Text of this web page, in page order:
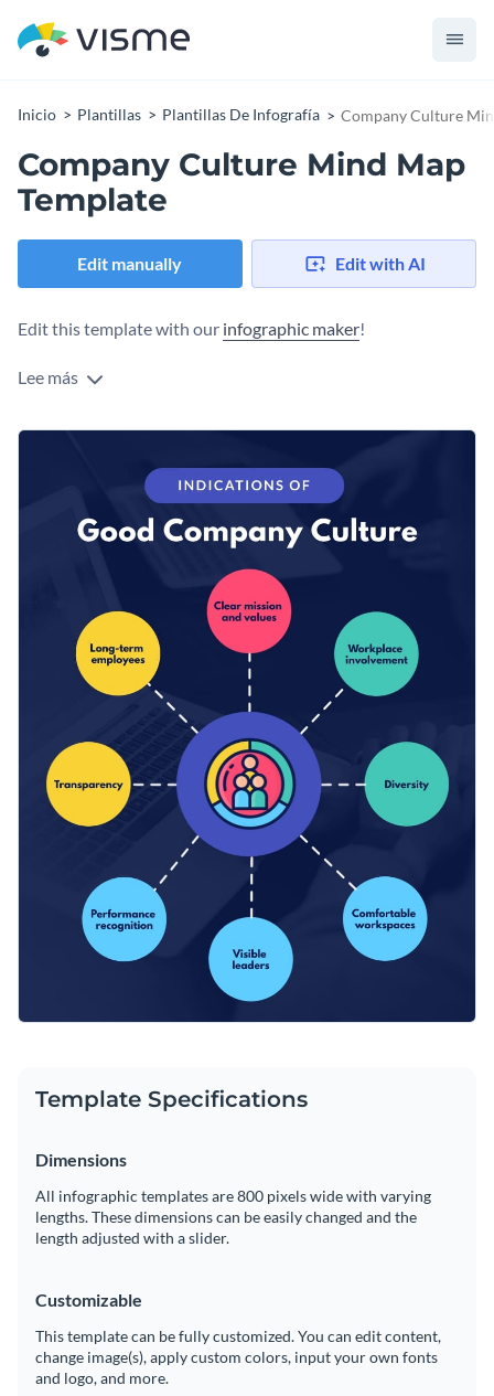
Inicio Plantillas Plantillas De Infografía Company Culture
Company Culture Mind Map
Template
Edit manually Edit with AI
Edit this template with our infographic maker!
Lee más
Template Specifications
Dimensions
All infographic templates are 800 pixels wide with varying
lengths. These dimensions can be easily changed and the
length adjusted with a slider.
Customizable
This template can be fully customized. You can edit content,
change image(s), apply custom colors, input your own fonts
and logo, and more.